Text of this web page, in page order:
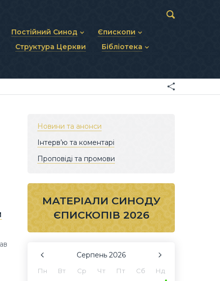
Постійний Синод
Статут Постійного Синоду
Єпископи
Діючі єпископи
Структура Церкви Бібліотека
Матеріали Синодів
Новини та анонси
Інтерв’ю та коментарі
Проповіді та промови
МАТЕРІАЛИ СИНОДУ
ЄПИСКОПІВ 2026
Серпень 2026
Пн Вт Ср Чт Пт Сб Нд